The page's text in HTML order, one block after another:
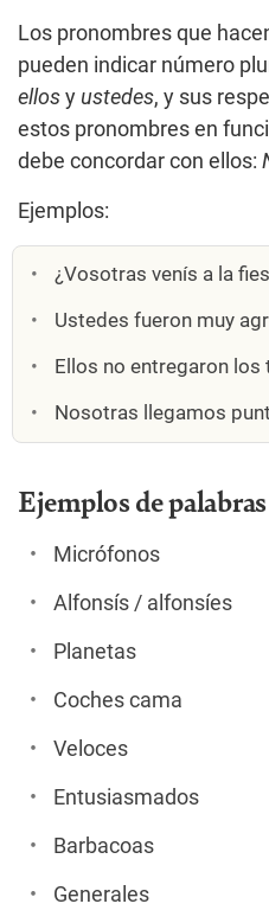
Los pronombres que
pueden indicar número
ellos y ustedes, y sus
estos pronombres en
debe concordar con ellos:
Ejemplos:
¿Vosotras venís a la
Ustedes fueron muy
Ellos no entregaron
Nosotras llegamos
Ejemplos de
Micrófonos
Alfonsís / alfonsíes
Planetas
Coches cama
Veloces
Entusiasmados
Barbacoas
Generales